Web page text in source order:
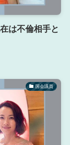
は不倫相手と
国会議員